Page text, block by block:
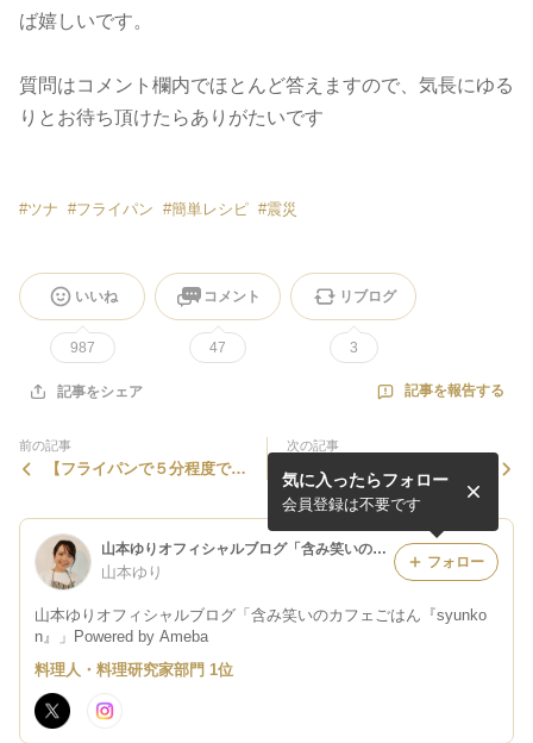
ば嬉しいです。
質問はコメント欄内でほとんど答えますので、気長にゆる
りとお待ち頂けたらありがたいです
#ツナ #フライパン #簡単レシピ #震災
いいね
987
コメント
47
リブログ
3
記事をシェア 記事を報告する
前の記事
【フライパンで５分程度で作
次の記事
北海道地震のこと
山本ゆりオフィシャルブログ「含み笑いのカフェごはん『syunkon』」Powered by Ameba
山本ゆり
山本ゆりオフィシャルブログ「含み笑いのカフェごはん『syunko
n』」Powered by Ameba
気に入ったらフォロー
会員登録は不要です
フォロー
料理人・料理研究家部門 1位